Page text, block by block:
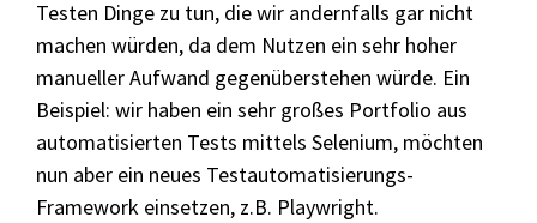
Testen Dinge zu tun, die wir andernfalls gar nicht
machen würden, da dem Nutzen ein sehr hoher
manueller Aufwand gegenüberstehen würde. Ein
Beispiel: wir haben ein sehr großes Portfolio aus
automatisierten Tests mittels Selenium, möchten
nun aber ein neues Testautomatisierungs-
Framework einsetzen, z.B. Playwright.